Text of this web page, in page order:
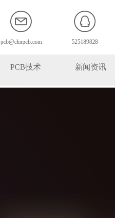
pcb@chnpcb.com 525189828
PCB技术 新闻资讯